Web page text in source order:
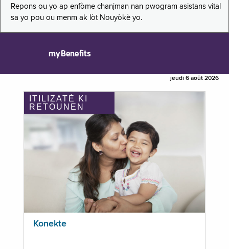
Repons ou yo ap enfòme chanjman nan pwogram asistans vital
sa yo pou ou menm ak lòt Nouyòkè yo.
myBenefits
jeudi 6 août 2026
ITILIZATÈ KI
RETOUNEN
Konekte